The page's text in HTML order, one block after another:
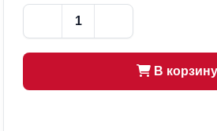
В корзину